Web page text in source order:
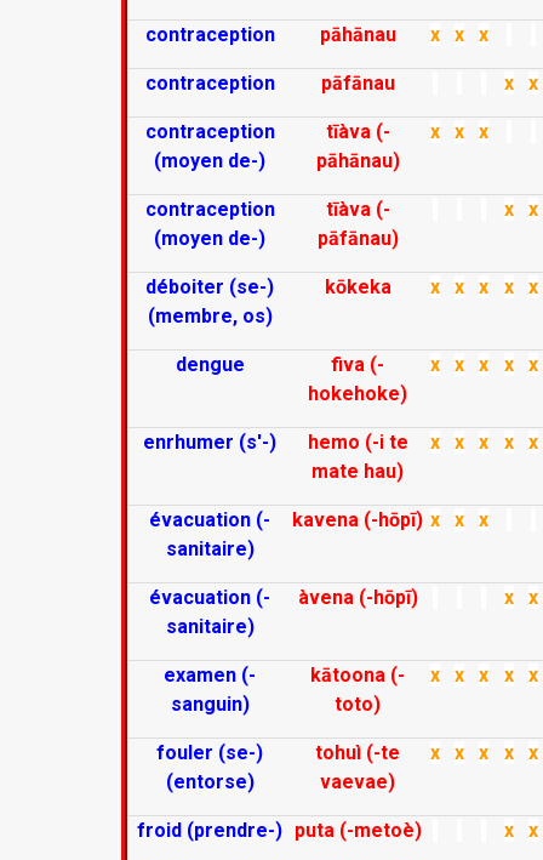
contraception pāhānau x x x
contraception pāfānau x x
contraception
(moyen de-)
tīàva (-
pāhānau)
x x x
contraception
(moyen de-)
tīàva (-
pāfānau)
x x
déboiter (se-)
(membre, os)
kōkeka x x x x x
dengue
fiva (-
hokehoke)
x x x x x
enrhumer (s'-)
hemo (-i te
mate hau)
x x x x x
évacuation (-
sanitaire)
kavena (-hōpī) x x x
évacuation (-
sanitaire)
àvena (-hōpī) x x
examen (-
sanguin)
kātoona (-
toto)
x x x x x
fouler (se-)
(entorse)
tohuì (-te
vaevae)
x x x x x
froid (prendre-) puta (-metoè) x x